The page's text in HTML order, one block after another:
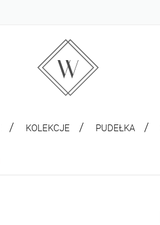
KOLEKCJE PUDEŁKA